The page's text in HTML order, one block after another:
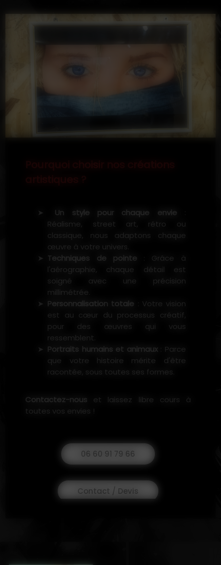
Un style pour chaque envie
Réalisme, street art, rétro ou
classique, nous adaptons chaque
œuvre à votre univers.
Techniques de pointe : Grâce à
l'aérographie, chaque détail est
soigné avec une précision
millimétrée.
Personnalisation totale : Votre vision
est au cœur du processus créatif,
pour des œuvres qui vous
ressemblent.
Portraits humains et animaux: Parce
que votre histoire mérite d'être
racontée, sous toutes ses formes.
Contactez-nous et laissez libre cours à
toutes vos envies !
06 60 91 79 66
Contact / Devis